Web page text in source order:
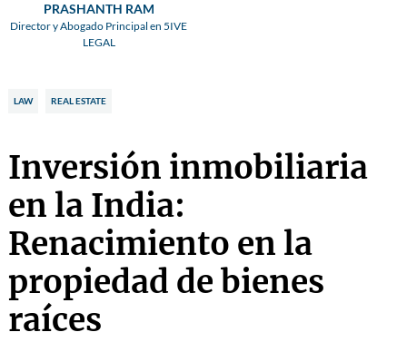
PRASHANTH RAM
Director y Abogado Principal en 5IVE
LEGAL
LAW REAL ESTATE
Inversión inmobiliaria
en la India:
Renacimiento en la
propiedad de bienes
raíces